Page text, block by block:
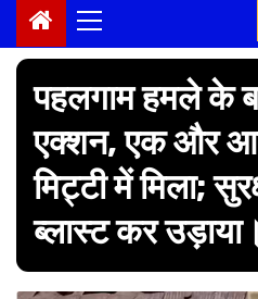
Primary
Menu
पहलगाम हमले के
एक्शन, एक और
मिट्टी में मिला;
ब्लास्ट कर उड़ाया।